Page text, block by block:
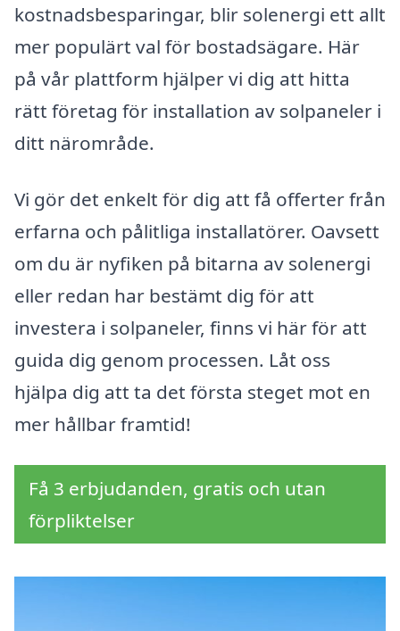
kostnadsbesparingar, blir solenergi ett allt
mer populärt val för bostadsägare. Här
på vår plattform hjälper vi dig att hitta
rätt företag för installation av solpaneler i
ditt närområde.
Vi gör det enkelt för dig att få offerter från
erfarna och pålitliga installatörer. Oavsett
om du är nyfiken på bitarna av solenergi
eller redan har bestämt dig för att
investera i solpaneler, finns vi här för att
guida dig genom processen. Låt oss
hjälpa dig att ta det första steget mot en
mer hållbar framtid!
Få 3 erbjudanden, gratis och utan
förpliktelser